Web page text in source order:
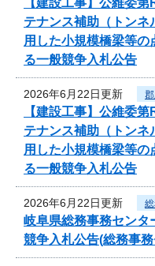
テナンス補助（トンネ
用した小規模橋梁等
る一般競争入札公告
2026年6月22日更新
【建設工事】公維委
テナンス補助（トンネ
用した小規模橋梁等
る一般競争入札公告
2026年6月22日更新
岐阜県総務事務センタ
競争入札公告(総務事